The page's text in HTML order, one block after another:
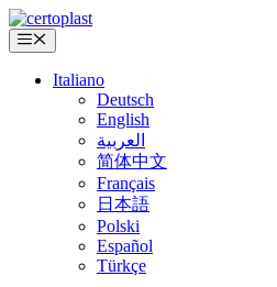
Vai
al
contenuto
Menu
Italiano
Deutsch
English
العربية
简体中文
Français
日本語
Polski
Español
Türkçe